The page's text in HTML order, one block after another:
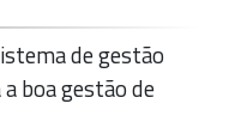
de gestão
boa gestão de